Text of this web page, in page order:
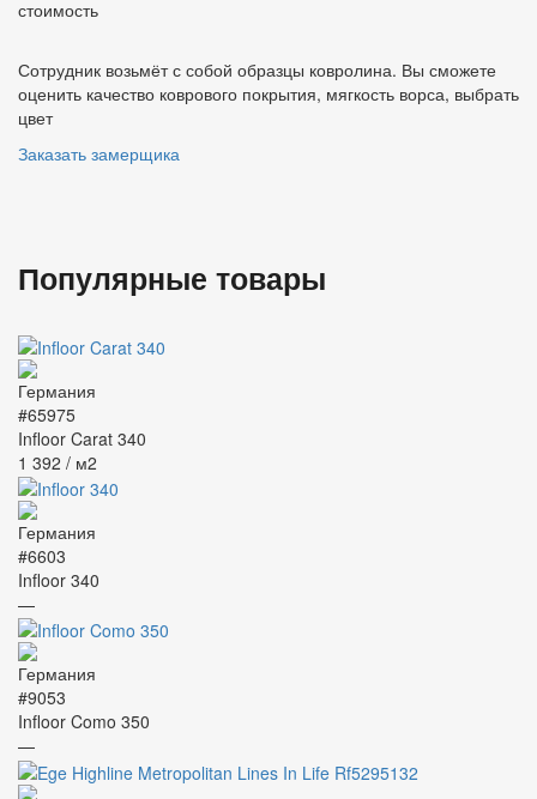
стоимость
Сотрудник возьмёт с собой образцы ковролина. Вы сможете
оценить качество коврового покрытия, мягкость ворса, выбрать
цвет
Заказать замерщика
Популярные товары
#65975
Infloor Carat 340
1 392 / м2
#6603
Infloor 340
—
#9053
Infloor Como 350
—